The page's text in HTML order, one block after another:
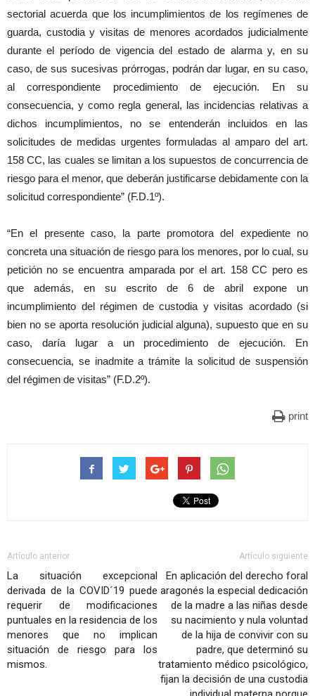
sectorial acuerda que los incumplimientos de los regímenes de
guarda, custodia y visitas de menores acordados judicialmente
durante el período de vigencia del estado de alarma y, en su
caso, de sus sucesivas prórrogas, podrán dar lugar, en su caso,
al correspondiente procedimiento de ejecución. En su
consecuencia, y como regla general, las incidencias relativas a
dichos incumplimientos, no se entenderán incluidos en las
solicitudes de medidas urgentes formuladas al amparo del art.
158 CC, las cuales se limitan a los supuestos de concurrencia de
riesgo para el menor, que deberán justificarse debidamente con la
solicitud correspondiente” (F.D.1º).
“En el presente caso, la parte promotora del expediente no
concreta una situación de riesgo para los menores, por lo cual, su
petición no se encuentra amparada por el art. 158 CC pero es
que además, en su escrito de 6 de abril expone un
incumplimiento del régimen de custodia y visitas acordado (si
bien no se aporta resolución judicial alguna), supuesto que en su
caso, daría lugar a un procedimiento de ejecución. En
consecuencia, se inadmite a trámite la solicitud de suspensión
del régimen de visitas” (F.D.2º).
print
Artículo anterior
La situación excepcional
derivada de la COVID´19 puede
requerir de modificaciones
puntuales en la residencia de los
menores que no implican
situación de riesgo para los
mismos.
Artículo siguiente
En aplicación del derecho foral
aragonés la especial dedicación
de la madre a las niñas desde
su nacimiento y nula voluntad
de la hija de convivir con su
padre, que determinó su
tratamiento médico psicológico,
fijan la decisión de una custodia